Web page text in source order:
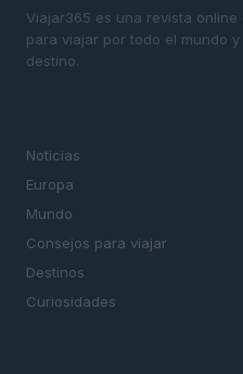
Viajar365 es una revista
para viajar por todo el mundo
destino.
Noticias
Europa
Mundo
Consejos para viajar
Destinos
Curiosidades